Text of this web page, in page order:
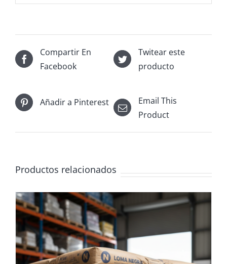
Compartir En
Facebook
Twitear este
producto
Añadir a Pinterest
Email This
Product
Productos relacionados